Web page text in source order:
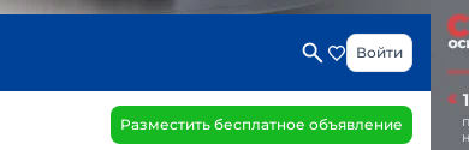
Войти
Разместить бесплатное объявление